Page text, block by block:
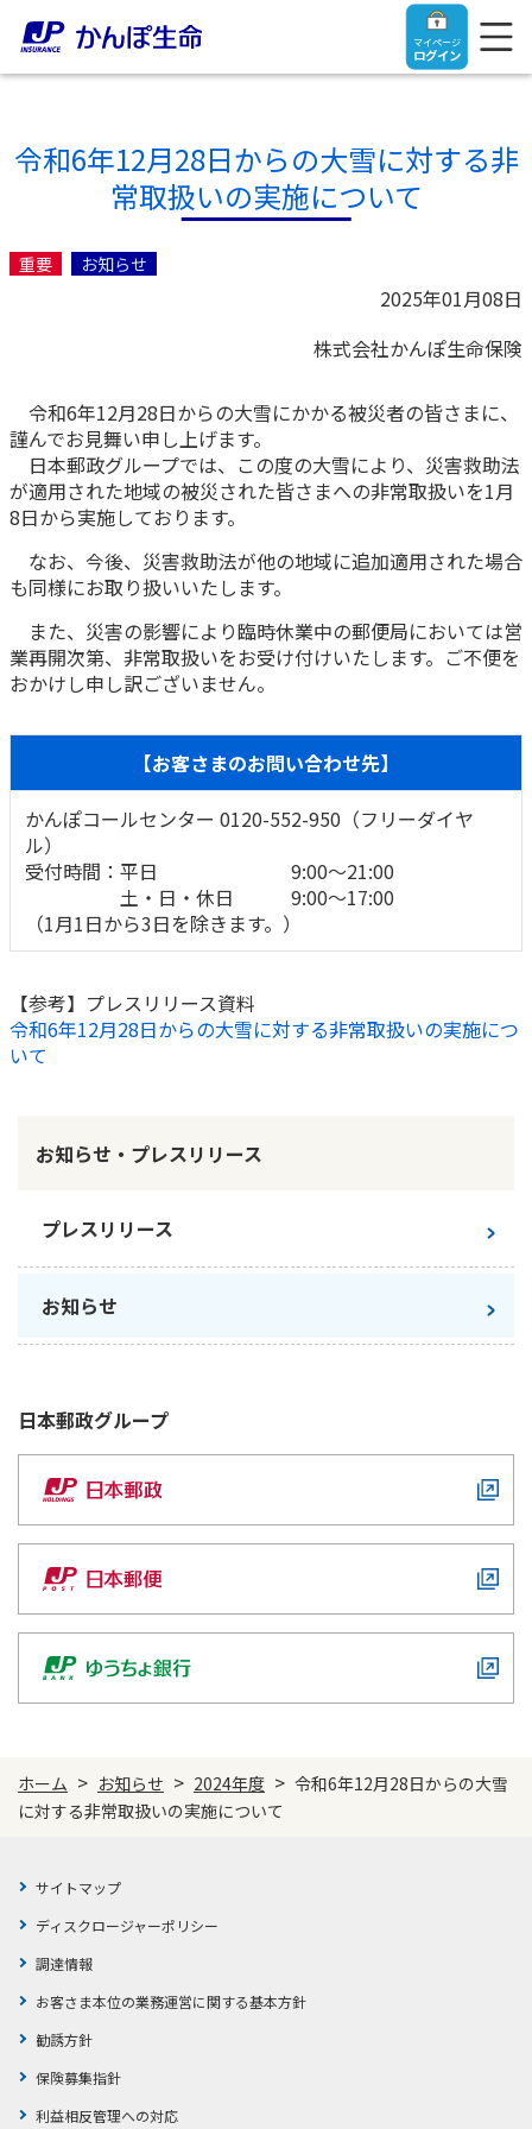
マイページ
ログイン
トップ
ご契約者さま
マイページログイン
入院保険金・手術保険金のご請求
お手続き一覧
新規登録
ログイン
各種サービス・お知らせ
かんぽプラチナライフサービス
保険用語集
お問い合わせ
保険をご検討中のお客さま
終身保険
定期保険
学資保険
長寿支援保険
お見積りシミュレーション
資料請求
保険の探し方のポイント
保険かんたん診断
これからのライフイベントでかかる費用とは？
保険料のお払込方法
保険用語集
法人のお客さま
【まずはご相談ください】企業経営でお悩みの方はこ
ちら
法人のお客さま向け商品一覧
目的から探す
お役立ち情報
法人向け資料請求
お問い合わせ先
お役立ち情報
かんぽのLifeサポートナビ
保険
医療
お金
ライフプラン
かんぽアプリ～かんぽの健康と安心を手のひらに～
ラジオ体操・みんなの体操
ラジオ体操ポータルサイト
かんぽ生命について
かんぽ生命について
ご挨拶
経営理念・経営戦略
会社概要
財務情報
株主・投資家のみなさまへ
採用情報
かんぽ生命のサステナビリティ
お客さまの声／お客さまサービス向上の取組み
よくあるご質問
サステナビリティ
株主・投資家のみなさまへ
採用情報
English
令和6年12月28日からの大雪に対する非
常取扱いの実施について
重要 お知らせ
2025年01月08日
株式会社かんぽ生命保険
令和6年12月28日からの大雪にかかる被災者の皆さまに、
謹んでお見舞い申し上げます。
日本郵政グループでは、この度の大雪により、災害救助法
が適用された地域の被災された皆さまへの非常取扱いを1月
8日から実施しております。
なお、今後、災害救助法が他の地域に追加適用された場合
も同様にお取り扱いいたします。
また、災害の影響により臨時休業中の郵便局においては営
業再開次第、非常取扱いをお受け付けいたします。ご不便を
おかけし申し訳ございません。
【お客さまのお問い合わせ先】
かんぽコールセンター 0120-552-950（フリーダイヤ
ル）
受付時間：平日 9:00～21:00
土・日・休日 9:00～17:00
（1月1日から3日を除きます。）
【参考】プレスリリース資料
令和6年12月28日からの大雪に対する非常取扱いの実施につ
いて
お知らせ・プレスリリース
プレスリリース
お知らせ
日本郵政グループ
ホーム > お知らせ > 2024年度 > 令和6年12月28日からの大雪
に対する非常取扱いの実施について
サイトマップ
ディスクロージャーポリシー
調達情報
お客さま本位の業務運営に関する基本方針
勧誘方針
保険募集指針
利益相反管理への対応